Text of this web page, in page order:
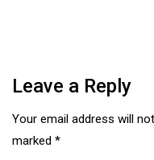
Leave a Reply
Your email address will
marked *